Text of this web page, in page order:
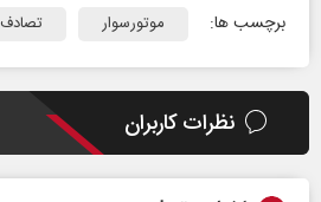
برچسب ها: موتورسوار تصادف
نظرات کاربران